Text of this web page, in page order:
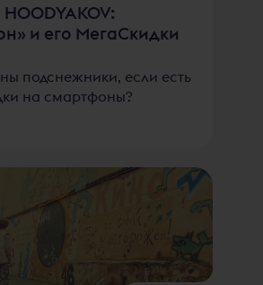
и его МегаСкидки
подснежники, если есть
на смартфоны?